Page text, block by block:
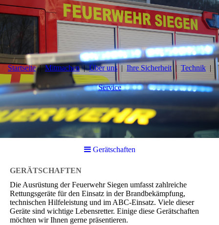
Startseite Mitmachen Über uns Ihre Sicherheit Technik
Service
Gerätschaften
GERÄTSCHAFTEN
Die Ausrüstung der Feuerwehr Siegen umfasst zahlreiche
Rettungsgeräte für den Einsatz in der Brandbekämpfung,
technischen Hilfeleistung und im ABC-Einsatz. Viele dieser
Geräte sind wichtige Lebensretter. Einige diese Gerätschaften
möchten wir Ihnen gerne präsentieren.